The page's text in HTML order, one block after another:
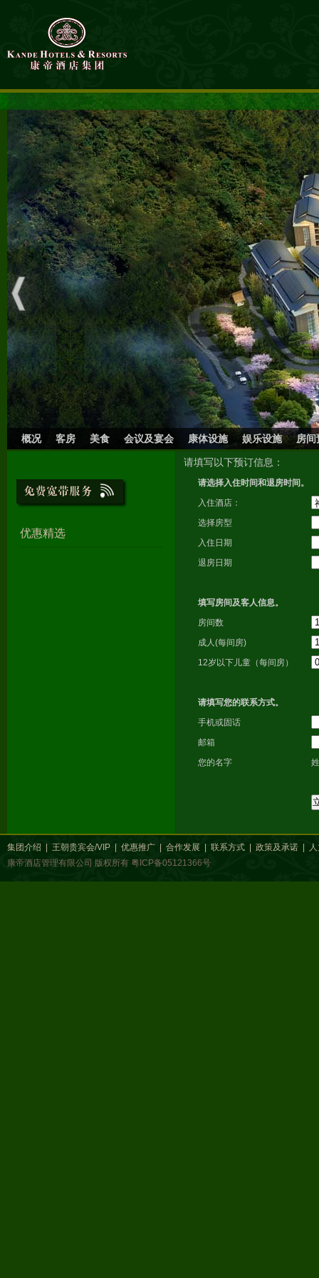
概况 客房 美食 会议及宴会 康体设施 娱乐设施 房间
优惠精选
请填写以下预订信息：
请选择入住时间和退房时间。
入住酒店：
选择房型
入住日期
退房日期
填写房间及客人信息。
房间数
成人(每间房)
12岁以下儿童（每间房）
请填写您的联系方式。
手机或固话
邮箱
您的名字
集团介绍 王朝贵宾会/VIP 优惠推广 合作发展 联系方式 政策及承诺
康帝酒店管理有限公司 版权所有 粤ICP备05121366号